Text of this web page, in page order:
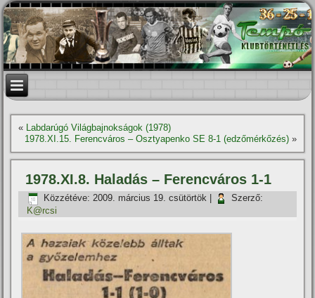
« Labdarúgó Világbajnokságok (1978)
1978.XI.15. Ferencváros – Osztyapenko SE 8-1 (edzőmérkőzés)»
1978.XI.8. Haladás – Ferencváros 1-1
Közzétéve: 2009. március 19. csütörtök
Szerző:
K@rcsi